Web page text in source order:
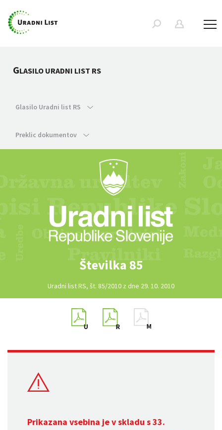
GLASILO URADNI LIST RS
Glasilo Uradni list RS
Preklic dokumentov
Številka 85
Uradni list RS, št. 85/2010 z dne 29. 10. 2010
Prikazana vsebina je v skladu s 33.